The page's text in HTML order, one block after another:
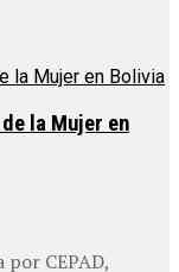
la Mujer en
CEPAD,